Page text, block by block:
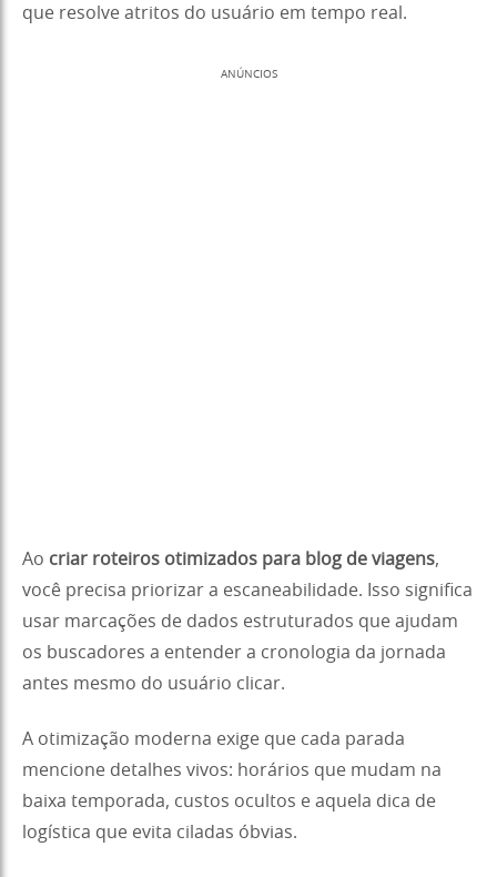
que resolve atritos do usuário em tempo real.
ANÚNCIOS
Ao criar roteiros otimizados para blog de viagens,
você precisa priorizar a escaneabilidade. Isso significa
usar marcações de dados estruturados que ajudam
os buscadores a entender a cronologia da jornada
antes mesmo do usuário clicar.
A otimização moderna exige que cada parada
mencione detalhes vivos: horários que mudam na
baixa temporada, custos ocultos e aquela dica de
logística que evita ciladas óbvias.